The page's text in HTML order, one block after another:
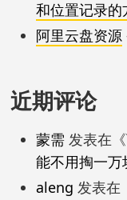
和位置记录的
阿里云盘资源
近期评论
蒙需发表在《
能不用掏一万
aleng 发表在